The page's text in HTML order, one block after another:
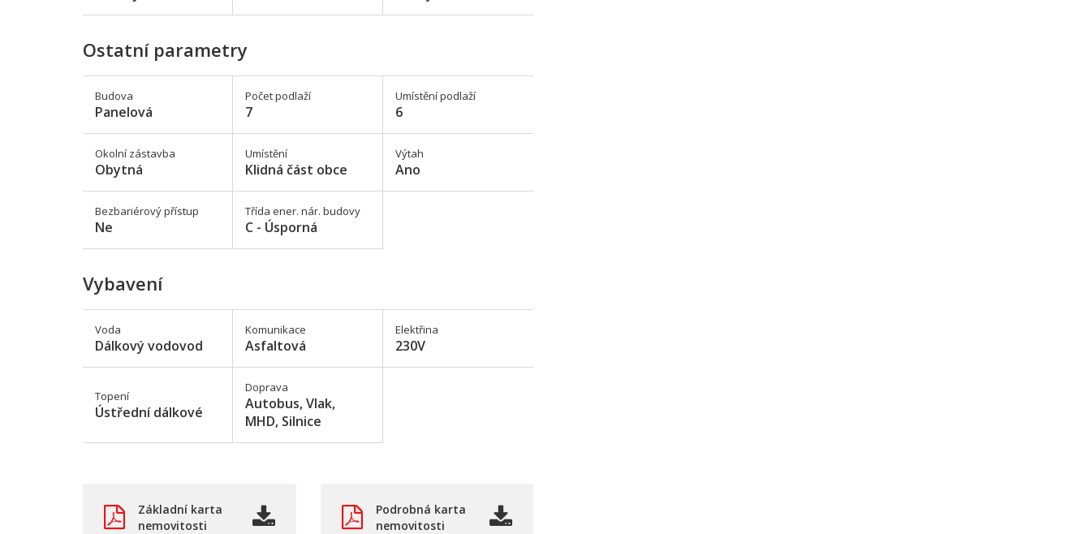
Ostatní parametry
Budova
Panelová
Počet podlaží
7
Umístění podlaží
6
Okolní zástavba
Obytná
Umístění
Klidná část obce
Výtah
Ano
Bezbariérový přístup
Ne
Třída ener. nár. budovy
C - Úsporná
Vybavení
Voda
Dálkový vodovod
Komunikace
Asfaltová
Elektřina
230V
Topení
Ústřední dálkové
Doprava
Autobus, Vlak,
MHD, Silnice
Základní karta
nemovitosti
Podrobná karta
nemovitosti